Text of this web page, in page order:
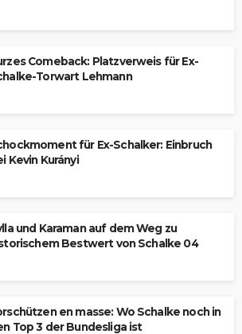
Comeback: Platzverweis für Ex-
Torwart Lehmann
für Ex-Schalker: Einbruch
Kevin Kurányi
und Karaman auf dem Weg zu
Bestwert von Schalke 04
en masse: Wo Schalke noch in
Top 3 der Bundesliga ist